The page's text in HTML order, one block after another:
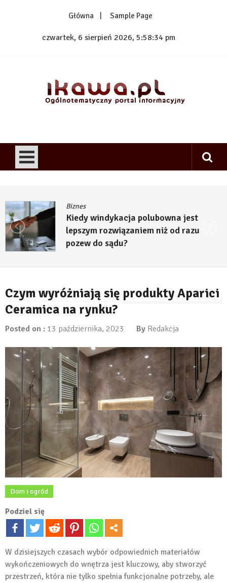
Główna Sample Page
czwartek, 6 sierpień 2026, 5:58:35 pm
Biznes
Kiedy windykacja polubowna jest
lepszym rozwiązaniem niż od razu
pozew do sądu?
Czym wyróżniają się produkty Aparici
Ceramica na rynku?
Posted on : 13 października, 2023 By Redakcja
Dom i ogród
Podziel się
W dzisiejszych czasach wybór odpowiednich materiałów
wykończeniowych do wnętrza jest kluczowy, aby stworzyć
przestrzeń, która nie tylko spełnia funkcjonalne potrzeby, ale